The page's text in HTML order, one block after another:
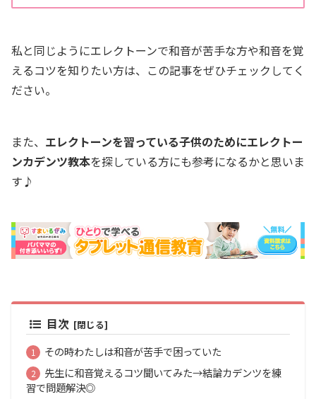
私と同じようにエレクトーンで和音が苦手な方や和音を覚
えるコツを知りたい方は、この記事をぜひチェックしてく
ださい。
また、 エレクトーンを習っている子供のためにエレクトー
ンカデンツ教本を探している方にも参考になるかと思いま
す♪
目次
その時わたしは和音が苦手で困っていた
先生に和音覚えるコツ聞いてみた→結論カデンツを練
習で問題解決◎